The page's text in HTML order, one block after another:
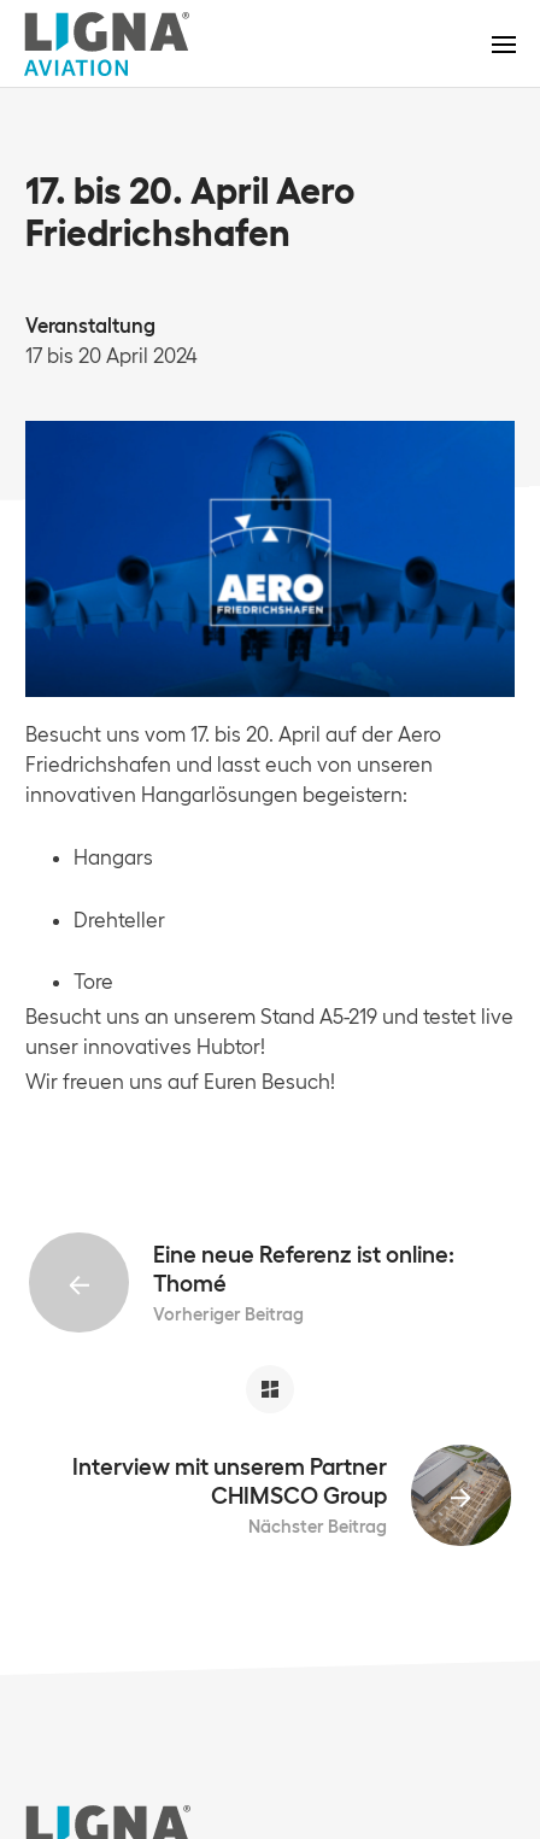
17. bis 20. April Aero
Friedrichshafen
Veranstaltung
17 bis 20 April 2024
Besucht uns vom 17. bis 20. April auf der Aero
Friedrichshafen und lasst euch von unseren
innovativen Hangarlösungen begeistern:
Hangars
Drehteller
Tore
Besucht uns an unserem Stand A5-219 und testet live
unser innovatives Hubtor!
Wir freuen uns auf Euren Besuch!
Eine neue Referenz ist online:
Thomé
Vorheriger Beitrag
Interview mit unserem Partner
CHIMSCO Group
Nächster Beitrag